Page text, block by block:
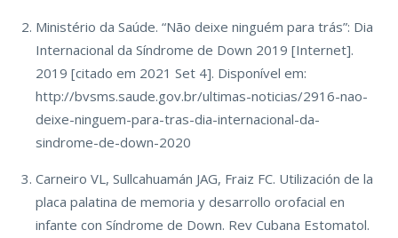
Ministério da Saúde. “Não deixe ninguém para trás”: Dia
Internacional da Síndrome de Down 2019 [Internet].
2019 [citado em 2021 Set 4]. Disponível em:
http://bvsms.saude.gov.br/ultimas-noticias/2916-nao-
deixe-ninguem-para-tras-dia-internacional-da-
sindrome-de-down-2020
Carneiro VL, Sullcahuamán JAG, Fraiz FC. Utilización de la
placa palatina de memoria y desarrollo orofacial en
infante con Síndrome de Down. Rev Cubana Estomatol.